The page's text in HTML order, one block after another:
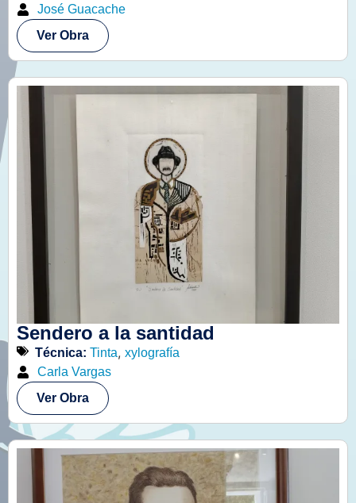
José Guacache
Ver Obra
Sendero a la santidad
Técnica: Tinta, xylografía
Carla Vargas
Ver Obra